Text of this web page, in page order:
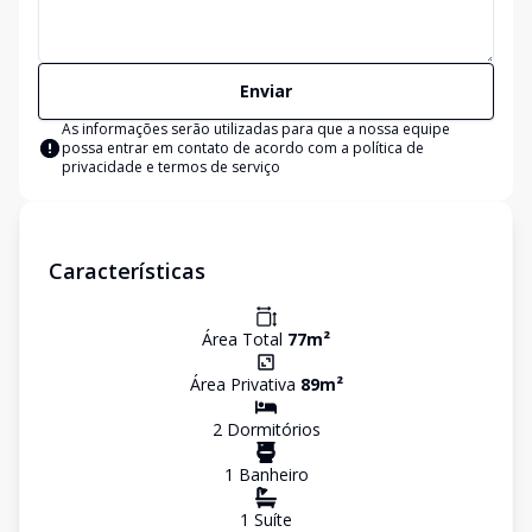
Enviar
As informações serão utilizadas para que a nossa equipe
possa entrar em contato de acordo com a política de
privacidade e termos de serviço
Características
Área Total 77m²
Área Privativa 89m²
2Dormitórios
1 Banheiro
1 Suíte